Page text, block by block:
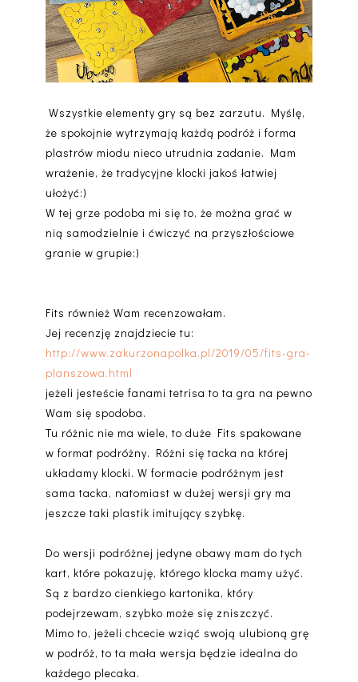
Wszystkie elementy gry są bez zarzutu. Myślę,
że spokojnie wytrzymają każdą podróż i forma
plastrów miodu nieco utrudnia zadanie. Mam
wrażenie, że tradycyjne klocki jakoś łatwiej
ułożyć:)
W tej grze podoba mi się to, że można grać w
nią samodzielnie i ćwiczyć na przyszłościowe
granie w grupie:)
Fits również Wam recenzowałam.
Jej recenzję znajdziecie tu:
http://www.zakurzonapolka.pl/2019/05/fits-gra-
planszowa.html
jeżeli jesteście fanami tetrisa to ta gra na pewno
Wam się spodoba.
Tu różnic nie ma wiele, to duże Fits spakowane
w format podróżny. Różni się tacka na której
układamy klocki. W formacie podróżnym jest
sama tacka, natomiast w dużej wersji gry ma
jeszcze taki plastik imitujący szybkę.
Do wersji podróżnej jedyne obawy mam do tych
kart, które pokazuję, którego klocka mamy użyć.
Są z bardzo cienkiego kartonika, który
podejrzewam, szybko może się zniszczyć.
Mimo to, jeżeli chcecie wziąć swoją ulubioną grę
w podróż, to ta mała wersja będzie idealna do
każdego plecaka.